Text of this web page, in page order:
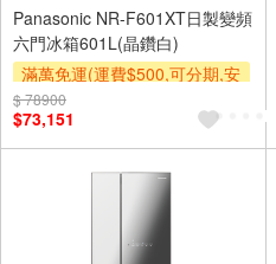
Panasonic NR-F601XT日製變頻
六門冰箱601L(晶鑽白)
滿萬免運(運費$500,可分期,安
裝跨區費另計,單品未滿1萬元
及使用6期以上分期0利率,需付
基本安裝運費)
$ 78900
$73,151